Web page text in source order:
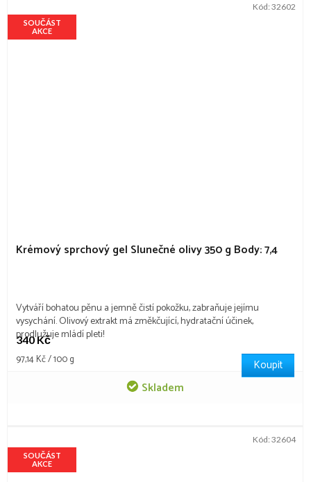
SOUČÁST
AKCE
Krémový sprchový gel Slunečné olivy 350 g Body: 7,4
Skladem
340 Kč
Měrná
97,14 Kč / 100 g Koupit
Vytváří bohatou pěnu a jemně čistí pokožku, zabraňuje jejímu
vysychání. Olivový extrakt má změkčující, hydratační účinek,
prodlužuje mládí pleti!
Kód: 32602
SOUČÁST
AKCE
Kód: 32604